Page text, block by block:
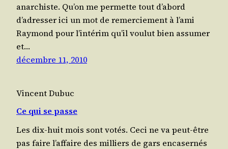
anarchiste. Qu’on me per­mette tout d’abord
d’adresser ici un mot de remer­cie­ment à l’ami
Ray­mond pour l’intérim qu’il vou­lut bien assu­mer
et…
décembre 11, 2010
Vincent Dubuc
Ce qui se passe
Les dix-huit mois sont votés. Ceci ne va peut-être
pas faire l’affaire des mil­liers de gars enca­ser­nés